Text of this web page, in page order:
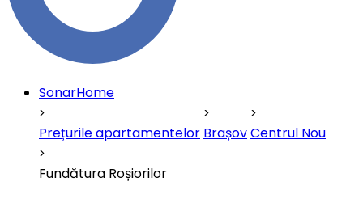
SonarHome
Prețurile apartamentelor BrașovCentrul Nou
Fundătura Roșiorilor